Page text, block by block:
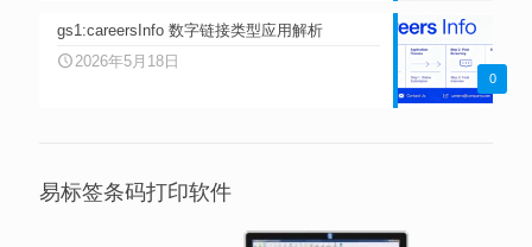
0
gs1:careersInfo 数字链接类型应用解析
2026年5月18日
易标签条码打印软件